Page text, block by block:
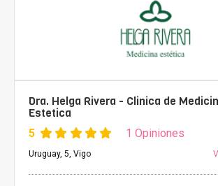
Dra. Helga Rivera - Clinica de
Estetica
5 1 Opiniones
Uruguay, 5, Vigo